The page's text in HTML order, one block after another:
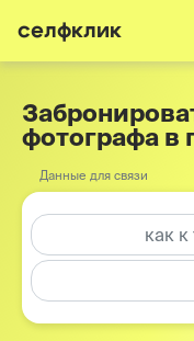
селфклик
фотографа в
Данные для связи